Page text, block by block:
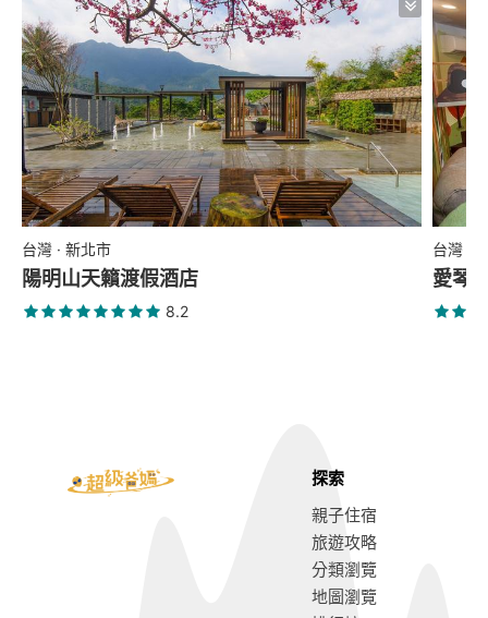
台灣 · 新北市
陽明山天籟渡假酒店
8.2
台灣 ·
愛琴
探索
親子住宿
旅遊攻略
分類瀏覽
地圖瀏覽